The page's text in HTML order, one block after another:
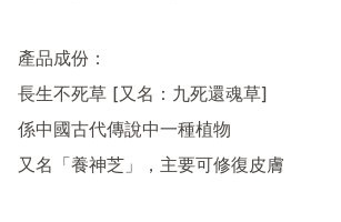
產品成份：
長生不死草 [又名：九死還魂草]
係中國古代傳說中一種植物
又名「養神芝」，主要可修復皮膚